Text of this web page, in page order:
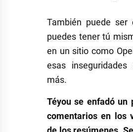
También puede ser
puedes tener tú
en un sitio como
esas
más.
Téyou se enfadó un
comentarios en los